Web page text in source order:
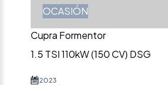
OCASIÓN
Cupra Formentor
1.5 TSI 110kW (150 CV) DSG
2023